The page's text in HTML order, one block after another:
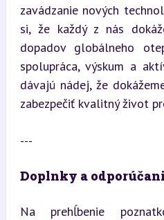
zavádzanie nových
si, že každý z nás
dopadov globálneho
spolupráca, výskum a
dávajú nádej, že
zabezpečiť kvalitný život
---
Doplnky a
Na prehĺbenie